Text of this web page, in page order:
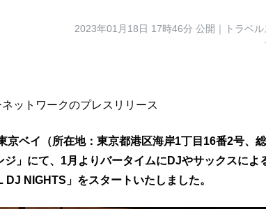
2023年01月18日 17時46分 公開｜トラベ
ットワークのプレスリリース
京ベイ（所在地：東京都港区海岸1丁目16番2号、
ジ」にて、1月よりバータイムにDJやサックスによ
NIGHTS」をスタートいたしました。